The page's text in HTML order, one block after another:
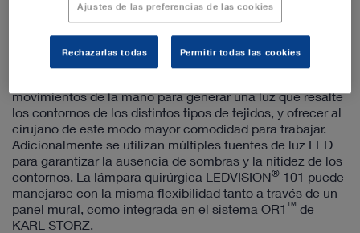
La intensidad y la extensión de su luz de alta fidelidad
cromática puede ajustarse en varios niveles mediante
gestos, para poder visualizar así con precisión las
estructuras vasculares y nerviosas más pequeñas. La
movimientos de la mano para generar una luz que resalte
los contornos de los distintos tipos de tejidos, y ofrecer al
cirujano de este modo mayor comodidad para trabajar.
Adicionalmente se utilizan múltiples fuentes de luz LED
para garantizar la ausencia de sombras y la nitidez de los
contornos. La lámpara quirúrgica LEDVISION® 101 puede
manejarse con la misma flexibilidad tanto a través de un
panel mural, como integrada en el sistema OR1 ™ de
KARL STORZ.
Ajustes de las preferencias de las cookies
Rechazarlas todas Permitir todas las cookies